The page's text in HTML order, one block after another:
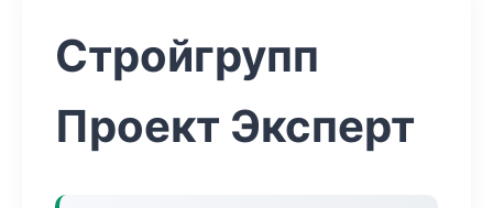
Стройгрупп
Проект Эксперт